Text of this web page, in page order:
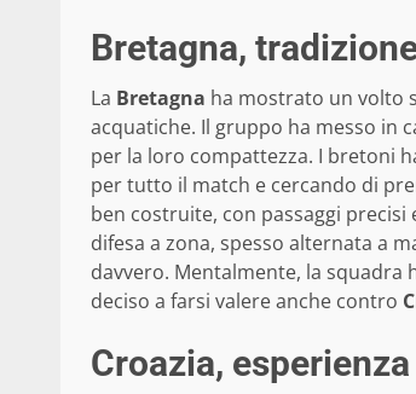
Bretagna,
La Bretagna ha mostrato un volto
acquatiche. Il gruppo ha messo in
per la loro compattezza. I bretoni
per tutto il match e cercando di
ben costruite, con passaggi
difesa a zona, spesso alternata a
davvero. Mentalmente, la
deciso a farsi valere anche contro
Croazia,